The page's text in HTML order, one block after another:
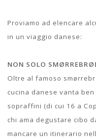
Proviamo ad elencare
in un viaggio danese:
NON SOLO
Oltre al famoso
cucina danese vanta
sopraffini (di cui 16 a
chi ama degustare cibo
mancare un itinerario